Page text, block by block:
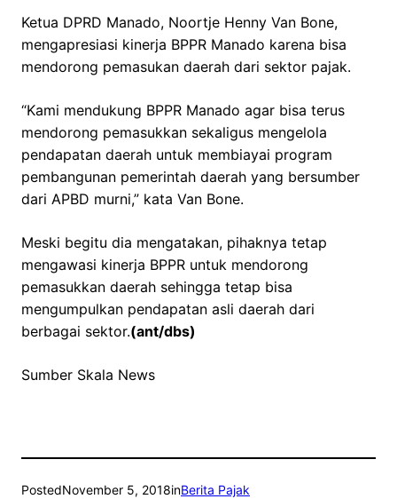
Ketua DPRD Manado, Noortje Henny Van Bone,
mengapresiasi kinerja BPPR Manado karena bisa
mendorong pemasukan daerah dari sektor pajak.
“Kami mendukung BPPR Manado agar bisa terus
mendorong pemasukkan sekaligus mengelola
pendapatan daerah untuk membiayai program
pembangunan pemerintah daerah yang bersumber
dari APBD murni,” kata Van Bone.
Meski begitu dia mengatakan, pihaknya tetap
mengawasi kinerja BPPR untuk mendorong
pemasukkan daerah sehingga tetap bisa
mengumpulkan pendapatan asli daerah dari
berbagai sektor.(ant/dbs)
Sumber Skala News
PostedNovember 5, 2018inBerita Pajak